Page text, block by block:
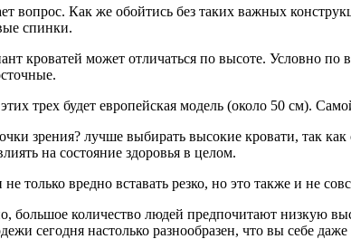
вопрос. Как же обойтись без таких важных
спинки.
кроватей может отличаться по высоте. Условно по
трех будет европейская модель (около 50 см).
зрения? лучше выбирать высокие кровати, так как
на состояние здоровья в целом.
только вредно вставать резко, но это также и не
большое количество людей предпочитают низкую
сегодня настолько разнообразен, что вы себе